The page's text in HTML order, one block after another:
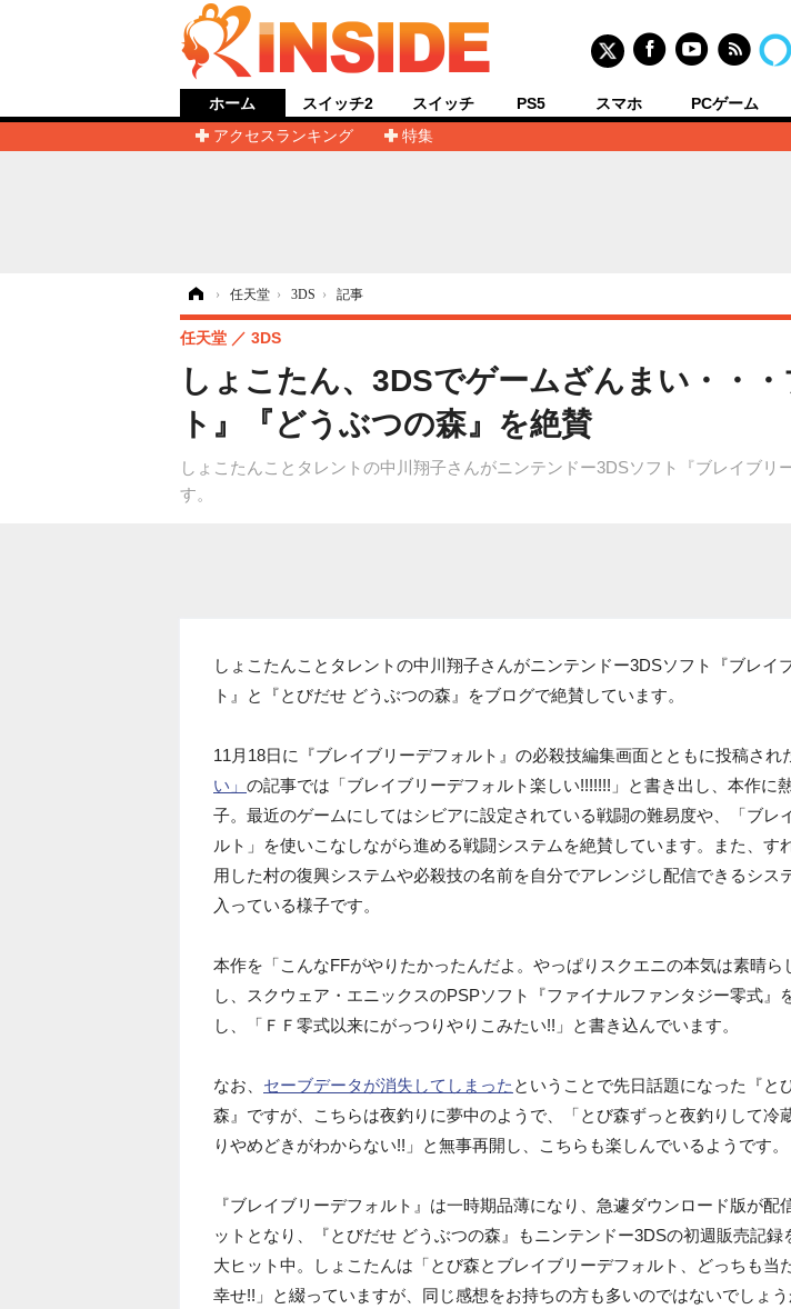
ホーム
アクセスランキング
特集
スイッチ2 スイッチ PS5 スマホ PCゲーム
› 任天堂 › 3DS › 記事
しょこたん、3DSでゲームざんまい・・
ト』『どうぶつの森』を絶賛
しょこたんことタレントの中川翔子さんがニンテンドー3DSソフト『ブレイブ
す。
任天堂 3DS
しょこたんことタレントの中川翔子さんがニンテンドー3DSソフト『ブレイ
ト』と『とびだせ どうぶつの森』をブログで絶賛しています。
11月18日に『ブレイブリーデフォルト』の必殺技編集画面とともに投稿され
い」 の記事では「ブレイブリーデフォルト楽しい!!!!!!!」と書き出し、本作に
子。最近のゲームにしてはシビアに設定されている戦闘の難易度や、「ブレ
ルト」を使いこなしながら進める戦闘システムを絶賛しています。また、す
用した村の復興システムや必殺技の名前を自分でアレンジし配信できるシス
入っている様子です。
本作を「こんなFFがやりたかったんだよ。やっぱりスクエニの本気は素晴ら
し、スクウェア・エニックスのPSPソフト『ファイナルファンタジー零式』
し、「ＦＦ零式以来にがっつりやりこみたい!!」と書き込んでいます。
なお、 セーブデータが消失してしまった ということで先日話題になった『と
森』ですが、こちらは夜釣りに夢中のようで、「とび森ずっと夜釣りして冷
りやめどきがわからない!!」と無事再開し、こちらも楽しんでいるようです。
『ブレイブリーデフォルト』は一時期品薄になり、急遽ダウンロード版が配
ットとなり、『とびだせ どうぶつの森』もニンテンドー3DSの初週販売記録
大ヒット中。しょこたんは「とび森とブレイブリーデフォルト、どっちも当
幸せ!!」と綴っていますが、同じ感想をお持ちの方も多いのではないでしょう